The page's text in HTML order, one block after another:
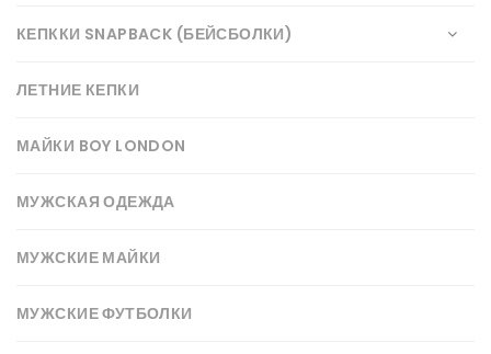
КЕПККИ SNAPBACK (БЕЙСБОЛКИ)
ЛЕТНИЕ КЕПКИ
МАЙКИ BOY LONDON
МУЖСКАЯ ОДЕЖДА
МУЖСКИЕ МАЙКИ
МУЖСКИЕ ФУТБОЛКИ